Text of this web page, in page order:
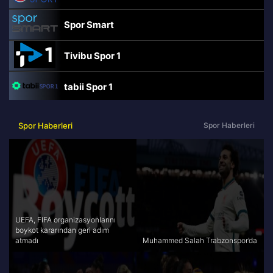
Spor Smart
Tivibu Spor 1
tabii Spor 1
tabii Spor
A Spor
Tivibu Spor
Spor Haberleri Spor Haberleri
UEFA, FIFA organizasyonlarını
boykot kararından geri adım
atmadı
Muhammed Salah Trabzonspor’da